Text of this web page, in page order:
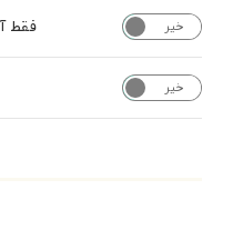
خیر فقط
خیر